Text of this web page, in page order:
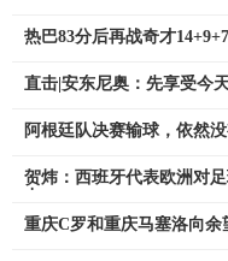
热巴83分后再战奇才
直击|安东尼奥：先享受今
阿根廷队决赛输球，依然
贺炜：西班牙代表欧洲对
重庆C罗和重庆马塞洛向